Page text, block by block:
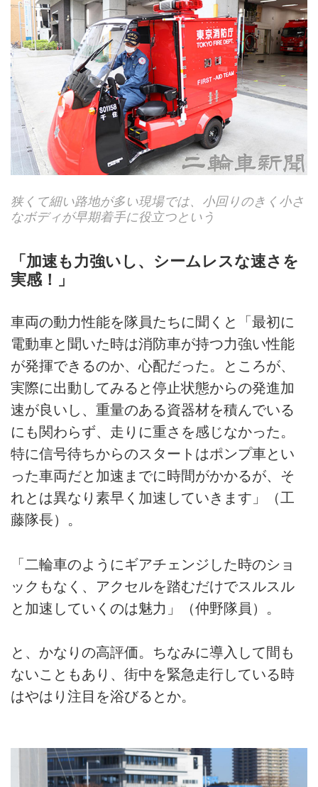
狭くて細い路地が多い現場では、小回りのきく小さ
なボディが早期着手に役立つという
「加速も力強いし、シームレスな速さを
実感！」
車両の動力性能を隊員たちに聞くと「最初に
電動車と聞いた時は消防車が持つ力強い性能
が発揮できるのか、心配だった。ところが、
実際に出動してみると停止状態からの発進加
速が良いし、重量のある資器材を積んでいる
にも関わらず、走りに重さを感じなかった。
特に信号待ちからのスタートはポンプ車とい
った車両だと加速までに時間がかかるが、そ
れとは異なり素早く加速していきます」（工
藤隊長）。
「二輪車のようにギアチェンジした時のショ
ックもなく、アクセルを踏むだけでスルスル
と加速していくのは魅力」（仲野隊員）。
と、かなりの高評価。ちなみに導入して間も
ないこともあり、街中を緊急走行している時
はやはり注目を浴びるとか。